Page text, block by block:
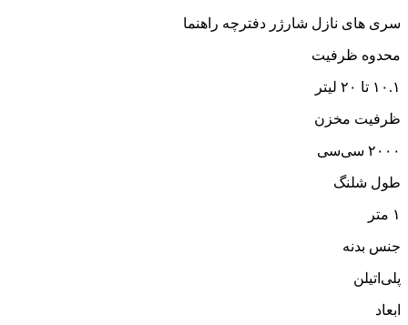
سری های نازل شارژر دفترچه راهنما
محدوه ظرفیت
۱۰.۱ تا ۲۰ لیتر
ظرفیت مخزن
۲۰۰۰ سی‌سی
طول شلنگ
۱ متر
جنس بدنه
پلی‌اتیلن
ابعاد